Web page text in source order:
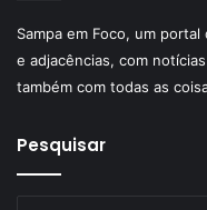
Sampa em Foco, um
e adjacências, com
também com todas as
Pesquisar